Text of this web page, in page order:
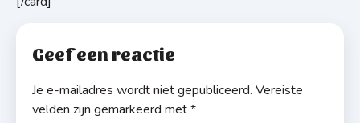
Geef een reactie
Je e-mailadres wordt niet gepubliceerd. Vereiste
velden zijn gemarkeerd met*